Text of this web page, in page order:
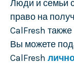
Люди и семьи
право на
CalFresh
Вы можете
CalFresh